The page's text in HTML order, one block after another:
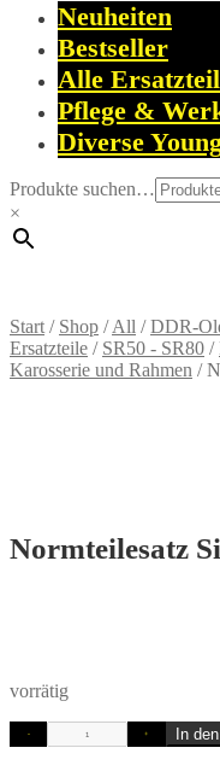
Neuheiten
Bestseller
Alle
Pflege &
Diverse
Produkte suchen…
×
Start / Shop /All /DDR-
Ersatzteile / SR50 - SR80 /
Karosserie und Rahmen /
Normteilesatz
vorrätig
- + In